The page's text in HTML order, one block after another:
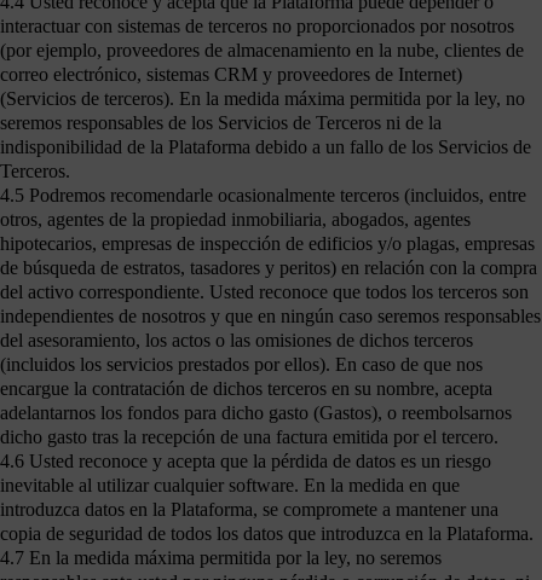
interactuar con sistemas de terceros no proporcionados por nosotros
(por ejemplo, proveedores de almacenamiento en la nube, clientes de
correo electrónico, sistemas CRM y proveedores de Internet)
(Servicios de terceros). En la medida máxima permitida por la ley, no
seremos responsables de los Servicios de Terceros ni de la
indisponibilidad de la Plataforma debido a un fallo de los Servicios de
Terceros.
4.5 Podremos recomendarle ocasionalmente terceros (incluidos, entre
otros, agentes de la propiedad inmobiliaria, abogados, agentes
hipotecarios, empresas de inspección de edificios y/o plagas, empresas
de búsqueda de estratos, tasadores y peritos) en relación con la compra
del activo correspondiente. Usted reconoce que todos los terceros son
independientes de nosotros y que en ningún caso seremos responsables
del asesoramiento, los actos o las omisiones de dichos terceros
(incluidos los servicios prestados por ellos). En caso de que nos
encargue la contratación de dichos terceros en su nombre, acepta
adelantarnos los fondos para dicho gasto (Gastos), o reembolsarnos
dicho gasto tras la recepción de una factura emitida por el tercero.
4.6 Usted reconoce y acepta que la pérdida de datos es un riesgo
inevitable al utilizar cualquier software. En la medida en que
introduzca datos en la Plataforma, se compromete a mantener una
copia de seguridad de todos los datos que introduzca en la Plataforma.
4.7 En la medida máxima permitida por la ley, no seremos